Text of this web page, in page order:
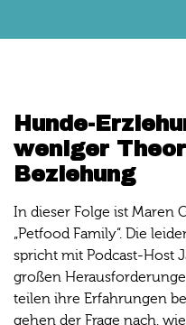
Hunde-
weniger
Beziehung
In dieser Folge ist Maren
„Petfood Family“. Die
spricht mit Podcast-Host
großen
teilen ihre Erfahrungen
gehen der Frage nach,